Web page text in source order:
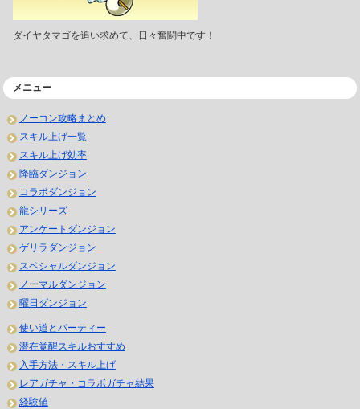
ダイヤタマゴを追い求めて、日々奮闘中です！
メニュー
ノーコン攻略まとめ
スキル上げ一覧
スキル上げ効率
降臨ダンジョン
コラボダンジョン
龍シリーズ
アンケートダンジョン
ゲリラダンジョン
スペシャルダンジョン
ノーマルダンジョン
曜日ダンジョン
使い道とパーティー
潜在覚醒スキルおすすめ
入手方法・スキル上げ
レアガチャ・コラボガチャ結果
経験値